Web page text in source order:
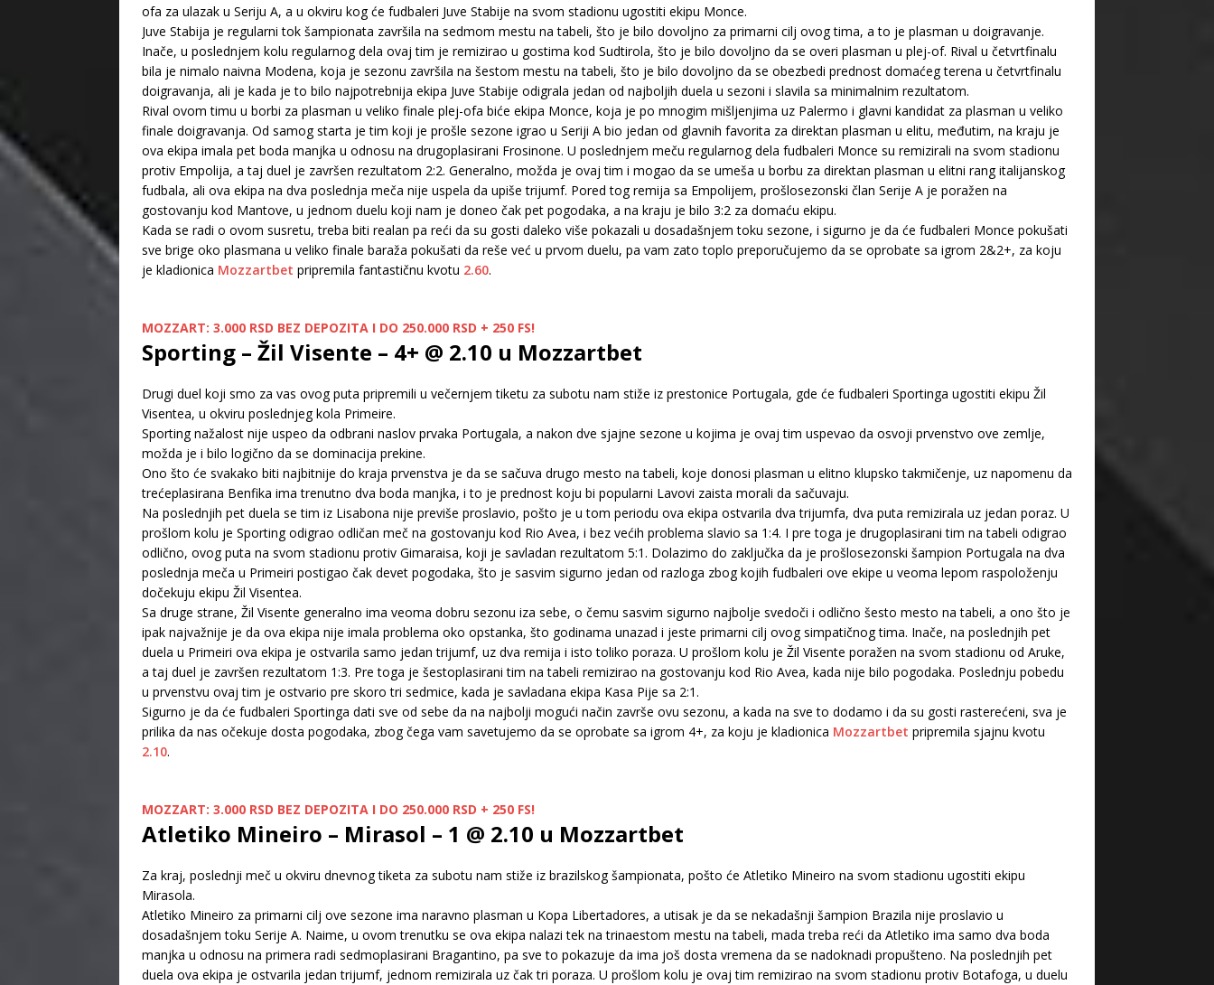
ofa za ulazak u Seriju A, a u okviru kog će fudbaleri Juve Stabije na svom stadionu ugostiti ekipu Monce.
Juve Stabija je regularni tok šampionata završila na sedmom mestu na tabeli, što je bilo dovoljno za primarni cilj ovog tima, a to je plasman u doigravanje.
Inače, u poslednjem kolu regularnog dela ovaj tim je remizirao u gostima kod Sudtirola, što je bilo dovoljno da se overi plasman u plej-of. Rival u četvrtfinalu
bila je nimalo naivna Modena, koja je sezonu završila na šestom mestu na tabeli, što je bilo dovoljno da se obezbedi prednost domaćeg terena u četvrtfinalu
doigravanja, ali je kada je to bilo najpotrebnija ekipa Juve Stabije odigrala jedan od najboljih duela u sezoni i slavila sa minimalnim rezultatom.
Rival ovom timu u borbi za plasman u veliko finale plej-ofa biće ekipa Monce, koja je po mnogim mišljenjima uz Palermo i glavni kandidat za plasman u veliko
finale doigravanja. Od samog starta je tim koji je prošle sezone igrao u Seriji A bio jedan od glavnih favorita za direktan plasman u elitu, međutim, na kraju je
ova ekipa imala pet boda manjka u odnosu na drugoplasirani Frosinone. U poslednjem meču regularnog dela fudbaleri Monce su remizirali na svom stadionu
protiv Empolija, a taj duel je završen rezultatom 2:2. Generalno, možda je ovaj tim i mogao da se umeša u borbu za direktan plasman u elitni rang italijanskog
fudbala, ali ova ekipa na dva poslednja meča nije uspela da upiše trijumf. Pored tog remija sa Empolijem, prošlosezonski član Serije A je poražen na
gostovanju kod Mantove, u jednom duelu koji nam je doneo čak pet pogodaka, a na kraju je bilo 3:2 za domaću ekipu.
Kada se radi o ovom susretu, treba biti realan pa reći da su gosti daleko više pokazali u dosadašnjem toku sezone, i sigurno je da će fudbaleri Monce pokušati
sve brige oko plasmana u veliko finale baraža pokušati da reše već u prvom duelu, pa vam zato toplo preporučujemo da se oprobate sa igrom 2&2+, za koju
je kladionica Mozzartbet pripremila fantastičnu kvotu 2.60.
MOZZART: 3.000 RSD BEZ DEPOZITA I DO 250.000 RSD + 250 FS!
Sporting – Žil Visente – 4+ @ 2.10 u Mozzartbet
Drugi duel koji smo za vas ovog puta pripremili u večernjem tiketu za subotu nam stiže iz prestonice Portugala, gde će fudbaleri Sportinga ugostiti ekipu Žil
Visentea, u okviru poslednjeg kola Primeire.
Sporting nažalost nije uspeo da odbrani naslov prvaka Portugala, a nakon dve sjajne sezone u kojima je ovaj tim uspevao da osvoji prvenstvo ove zemlje,
možda je i bilo logično da se dominacija prekine.
Ono što će svakako biti najbitnije do kraja prvenstva je da se sačuva drugo mesto na tabeli, koje donosi plasman u elitno klupsko takmičenje, uz napomenu da
trećeplasirana Benfika ima trenutno dva boda manjka, i to je prednost koju bi popularni Lavovi zaista morali da sačuvaju.
Na poslednjih pet duela se tim iz Lisabona nije previše proslavio, pošto je u tom periodu ova ekipa ostvarila dva trijumfa, dva puta remizirala uz jedan poraz. U
prošlom kolu je Sporting odigrao odličan meč na gostovanju kod Rio Avea, i bez većih problema slavio sa 1:4. I pre toga je drugoplasirani tim na tabeli odigrao
odlično, ovog puta na svom stadionu protiv Gimaraisa, koji je savladan rezultatom 5:1. Dolazimo do zaključka da je prošlosezonski šampion Portugala na dva
poslednja meča u Primeiri postigao čak devet pogodaka, što je sasvim sigurno jedan od razloga zbog kojih fudbaleri ove ekipe u veoma lepom raspoloženju
dočekuju ekipu Žil Visentea.
Sa druge strane, Žil Visente generalno ima veoma dobru sezonu iza sebe, o čemu sasvim sigurno najbolje svedoči i odlično šesto mesto na tabeli, a ono što je
ipak najvažnije je da ova ekipa nije imala problema oko opstanka, što godinama unazad i jeste primarni cilj ovog simpatičnog tima. Inače, na poslednjih pet
duela u Primeiri ova ekipa je ostvarila samo jedan trijumf, uz dva remija i isto toliko poraza. U prošlom kolu je Žil Visente poražen na svom stadionu od Aruke,
a taj duel je završen rezultatom 1:3. Pre toga je šestoplasirani tim na tabeli remizirao na gostovanju kod Rio Avea, kada nije bilo pogodaka. Poslednju pobedu
u prvenstvu ovaj tim je ostvario pre skoro tri sedmice, kada je savladana ekipa Kasa Pije sa 2:1.
Sigurno je da će fudbaleri Sportinga dati sve od sebe da na najbolji mogući način završe ovu sezonu, a kada na sve to dodamo i da su gosti rasterećeni, sva je
prilika da nas očekuje dosta pogodaka, zbog čega vam savetujemo da se oprobate sa igrom 4+, za koju je kladionica Mozzartbet pripremila sjajnu kvotu
2.10.
MOZZART: 3.000 RSD BEZ DEPOZITA I DO 250.000 RSD + 250 FS!
Atletiko Mineiro – Mirasol – 1 @ 2.10 u Mozzartbet
Za kraj, poslednji meč u okviru dnevnog tiketa za subotu nam stiže iz brazilskog šampionata, pošto će Atletiko Mineiro na svom stadionu ugostiti ekipu
Mirasola.
Atletiko Mineiro za primarni cilj ove sezone ima naravno plasman u Kopa Libertadores, a utisak je da se nekadašnji šampion Brazila nije proslavio u
dosadašnjem toku Serije A. Naime, u ovom trenutku se ova ekipa nalazi tek na trinaestom mestu na tabeli, mada treba reći da Atletiko ima samo dva boda
manjka u odnosu na primera radi sedmoplasirani Bragantino, pa sve to pokazuje da ima još dosta vremena da se nadoknadi propušteno. Na poslednjih pet
duela ova ekipa je ostvarila jedan trijumf, jednom remizirala uz čak tri poraza. U prošlom kolu je ovaj tim remizirao na svom stadionu protiv Botafoga, u duelu